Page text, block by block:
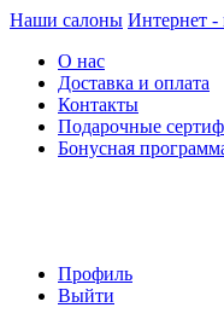
Наши салоны Интернет -
О нас
Доставка и оплата
Контакты
Подарочные
Бонусная
Профиль
Выйти